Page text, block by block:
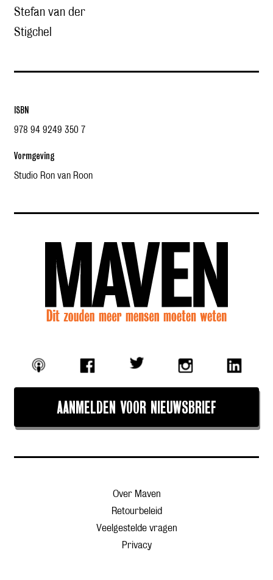
Stefan van der
Stigchel
ISBN
978 94 9249 350 7
Vormgeving
Studio Ron van Roon
AANMELDEN VOOR NIEUWSBRIEF
Over Maven
Retourbeleid
Veelgestelde vragen
Privacy